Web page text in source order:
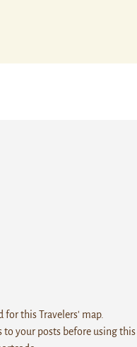
for this Travelers' map.
to your posts before using this